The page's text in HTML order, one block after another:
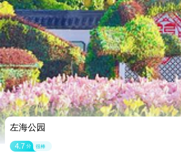
左海公园
4.7 分 很棒